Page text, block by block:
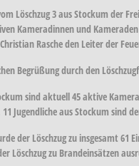
Löschzug 3 aus Stockum der
Kameradinnen und
Rasche den Leiter der
Begrüßung durch den
sind aktuell 45 aktive
Jugendliche aus Stockum sind
der Löschzug zu insgesamt
Löschzug zu Brandeinsätzen